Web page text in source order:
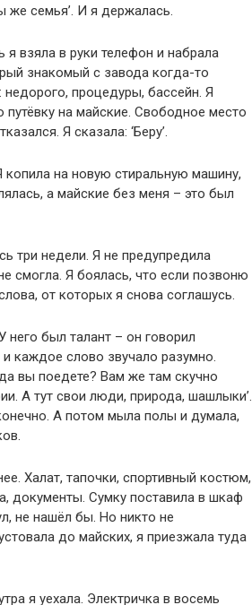
же семья’. И я держалась.
я взяла в руки телефон и набрала
знакомый с завода когда-то
недорого, процедуры, бассейн. Я
путёвку на майские. Свободное место
Я сказала: ‘Беру’.
на новую стиральную машину,
а майские без меня – это был
три недели. Я не предупредила
смогла. Я боялась, что если позвоню
от которых я снова соглашусь.
него был талант – он говорил
каждое слово звучало разумно.
вы поедете? Вам же там скучно
А тут свои люди, природа, шашлыки’.
А потом мыла полы и думала,
Халат, тапочки, спортивный костюм,
документы. Сумку поставила в шкаф
не нашёл бы. Но никто не
до майских, я приезжала туда
я уехала. Электричка в восемь